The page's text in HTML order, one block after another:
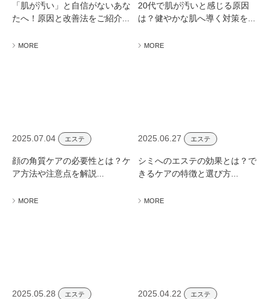
「肌が汚い」と自信がないあな
たへ！原因と改善法をご紹介...
MORE
20代で肌が汚いと感じる原因
は？健やかな肌へ導く対策を...
MORE
2025.07.04 エステ
顔の角質ケアの必要性とは？ケ
ア方法や注意点を解説...
MORE
2025.06.27 エステ
シミへのエステの効果とは？で
きるケアの特徴と選び方...
MORE
2025.05.28 エステ 2025.04.22 エステ